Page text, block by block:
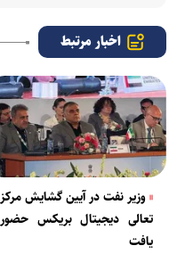
اخبار مرتبط
وزیر نفت در آیین گشایش مرکز
تعالی دیجیتال بریکس حضور
یافت